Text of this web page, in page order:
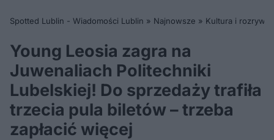
Spotted Lublin - Wiadomości Lublin » Najnowsze » Kultura i rozrywka
Young Leosia zagra na
Juwenaliach Politechniki
Lubelskiej! Do sprzedaży trafiła
trzecia pula biletów – trzeba
zapłacić więcej